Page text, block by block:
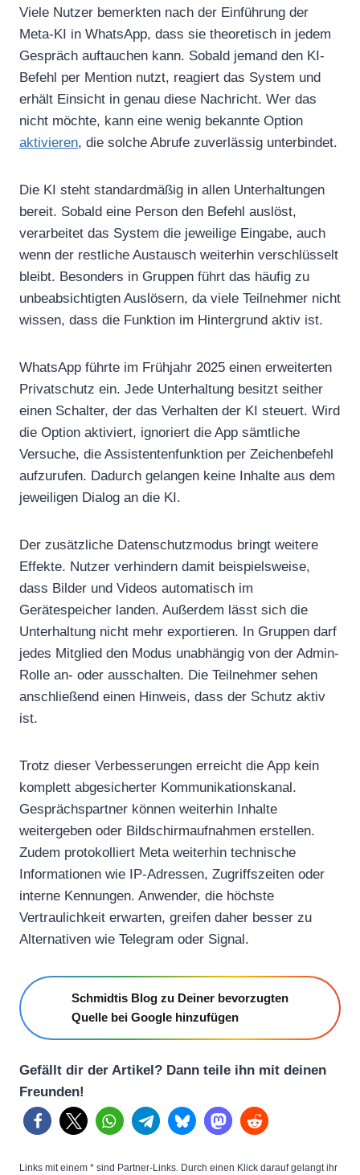
Viele Nutzer bemerkten nach der Einführung der
Meta-KI in WhatsApp, dass sie theoretisch in jedem
Gespräch auftauchen kann. Sobald jemand den KI-
Befehl per Mention nutzt, reagiert das System und
erhält Einsicht in genau diese Nachricht. Wer das
nicht möchte, kann eine wenig bekannte Option
aktivieren, die solche Abrufe zuverlässig unterbindet.
Die KI steht standardmäßig in allen Unterhaltungen
bereit. Sobald eine Person den Befehl auslöst,
verarbeitet das System die jeweilige Eingabe, auch
wenn der restliche Austausch weiterhin verschlüsselt
bleibt. Besonders in Gruppen führt das häufig zu
unbeabsichtigten Auslösern, da viele Teilnehmer nicht
wissen, dass die Funktion im Hintergrund aktiv ist.
WhatsApp führte im Frühjahr 2025 einen erweiterten
Privatschutz ein. Jede Unterhaltung besitzt seither
einen Schalter, der das Verhalten der KI steuert. Wird
die Option aktiviert, ignoriert die App sämtliche
Versuche, die Assistentenfunktion per Zeichenbefehl
aufzurufen. Dadurch gelangen keine Inhalte aus dem
jeweiligen Dialog an die KI.
Der zusätzliche Datenschutzmodus bringt weitere
Effekte. Nutzer verhindern damit beispielsweise,
dass Bilder und Videos automatisch im
Gerätespeicher landen. Außerdem lässt sich die
Unterhaltung nicht mehr exportieren. In Gruppen darf
jedes Mitglied den Modus unabhängig von der Admin-
Rolle an- oder ausschalten. Die Teilnehmer sehen
anschließend einen Hinweis, dass der Schutz aktiv
ist.
Trotz dieser Verbesserungen erreicht die App kein
komplett abgesicherter Kommunikationskanal.
Gesprächspartner können weiterhin Inhalte
weitergeben oder Bildschirmaufnahmen erstellen.
Zudem protokolliert Meta weiterhin technische
Informationen wie IP-Adressen, Zugriffszeiten oder
interne Kennungen. Anwender, die höchste
Vertraulichkeit erwarten, greifen daher besser zu
Alternativen wie Telegram oder Signal.
Schmidtis Blog zu Deiner bevorzugten
Quelle bei Google hinzufügen
Gefällt dir der Artikel? Dann teile ihn mit deinen
Freunden!
Links mit einem * sind Partner-Links. Durch einen Klick darauf gelangt ihr